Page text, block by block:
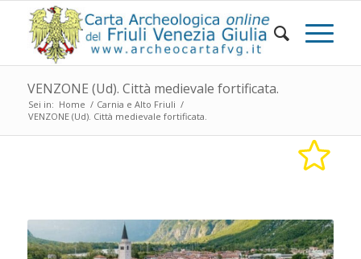
VENZONE (Ud). Città medievale fortificata.
Sei in: Home / Carnia e Alto Friuli /
VENZONE (Ud). Città medievale fortificata.